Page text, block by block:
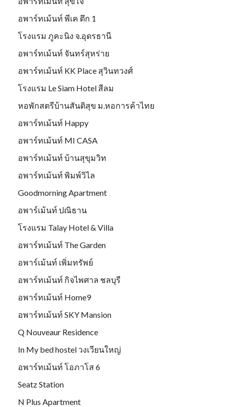
อพาร์ทเม้นท์ พีเค ตึก 1
โรงแรม ภูคะนิง จ.อุดรธานี
อพาร์ทเม้นท์ จันทร์สุหร่าย
อพาร์ทเม้นท์ KK Place สุวินทวงศ์
โรงแรม Le Siam Hotel สีลม
หอพักสตรีบ้านสันติสุข ม.หอการค้าไทย
อพาร์ทเม้นท์ Happy
อพาร์ทเม้นท์ MI CASA
อพาร์ทเม้นท์ บ้านสุขุมวิท
อพาร์ทเม้นท์ พิมพ์วิไล
Goodmorning Apartment
อพาร์เม้นท์ ปณิธาน
โรงแรม Talay Hotel & Villa
อพาร์ทเม้นท์ The Garden
อพาร์เม้นท์ เพิ่มทรัพย์
อพาร์ทเม้นท์ กิจไพศาล ชลบุรี
อพาร์ทเม้นท์ Home9
อพาร์ทเม้นท์ SKY Mansion
Q Nouveaur Residence
In My bed hostel วงเวียนใหญ่
อพาร์ทเม้นท์ โอภาโส 6
Seatz Station
N Plus Apartment